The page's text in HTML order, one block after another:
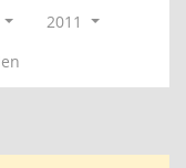
2011